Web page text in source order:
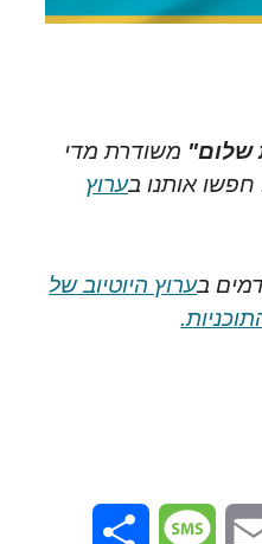
שלום" משודרת מדי
ערוץ
בערוץ היוטיוב של
Email
Message